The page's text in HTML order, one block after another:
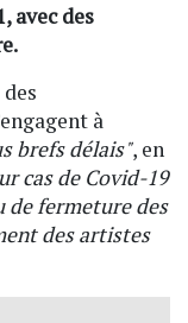
avec des
à
brefs délais", en
cas de Covid-19
de fermeture des
des artistes